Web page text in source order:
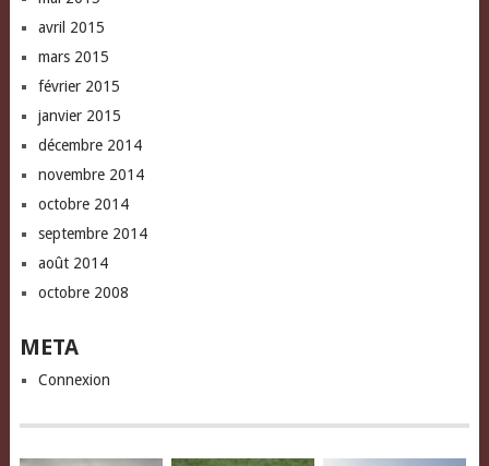
avril 2015
mars 2015
février 2015
janvier 2015
décembre 2014
novembre 2014
octobre 2014
septembre 2014
août 2014
octobre 2008
META
Connexion